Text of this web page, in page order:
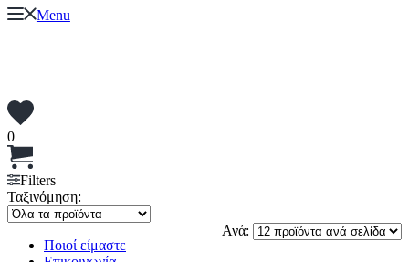
Menu
0
Filters
Ταξινόμηση:
Ανά:
Ποιοί είμαστε